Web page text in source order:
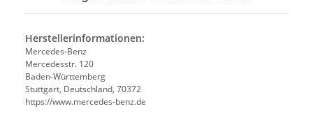
Herstellerinformationen:
Mercedes-Benz
Mercedesstr. 120
Baden-Württemberg
Stuttgart, Deutschland, 70372
https://www.mercedes-benz.de